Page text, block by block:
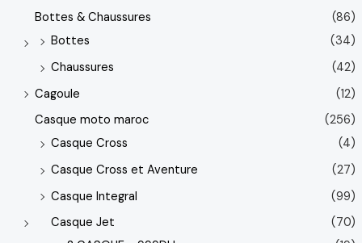
Bottes & Chaussures
(86)
Bottes
(34)
Chaussures
(42)
Cagoule
(12)
Casque moto maroc
(256)
Casque Cross
(4)
Casque Cross et Aventure
(27)
Casque Integral
(99)
Casque Jet
(70)